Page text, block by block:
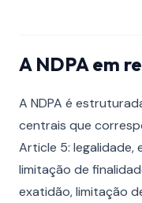
A NDPA em
A NDPA é
centrais que
Article 5: legalidade,
limitação de
exatidão, limitação